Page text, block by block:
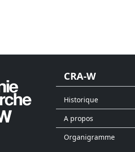
CRA-W
Historique
A propos
Organigramme